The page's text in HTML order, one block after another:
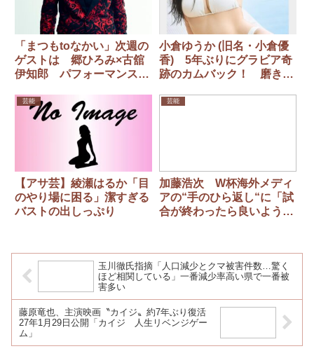
「まつもtoなかい」次週の
ゲストは 郷ひろみ×古舘
伊知郎 パフォーマンスは
小倉ゆうか (旧名・小倉優
香) 5年ぶりにグラビア奇
跡のカムバック！ 磨きの
惜しげもなく披露
芸能
【アサ芸】綾瀬はるか「目
のやり場に困る」潔すぎる
バストの出しっぷり
芸能
加藤浩次 W杯海外メディ
アの“手のひら返し“に「試
合が終わったら良いように
玉川徹氏指摘「人口減少とクマ被害件数…驚く
ほど相関している」一番減少率高い県で一番被
害多い
藤原竜也、主演映画〝カイジ〟約7年ぶり復活
27年1月29日公開「カイジ 人生リベンジゲー
ム」